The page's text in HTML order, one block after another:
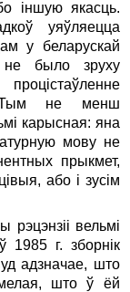
iншую якасць.
уяўляецца
у беларускай
не было зруху
Тым не менш
карысная: яна
мову не
прыкмет,
або i зусiм
рэцэнзii вельмi
г. зборнiк
адзначае, што
што ў ёй